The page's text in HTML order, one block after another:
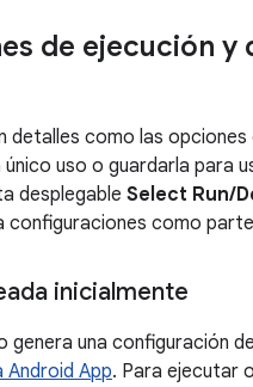
de ejecución y
como las opciones
uso o guardarla para
desplegable Select Run/
configuraciones como
inicialmente
una configuración
Android App. Para ejecutar